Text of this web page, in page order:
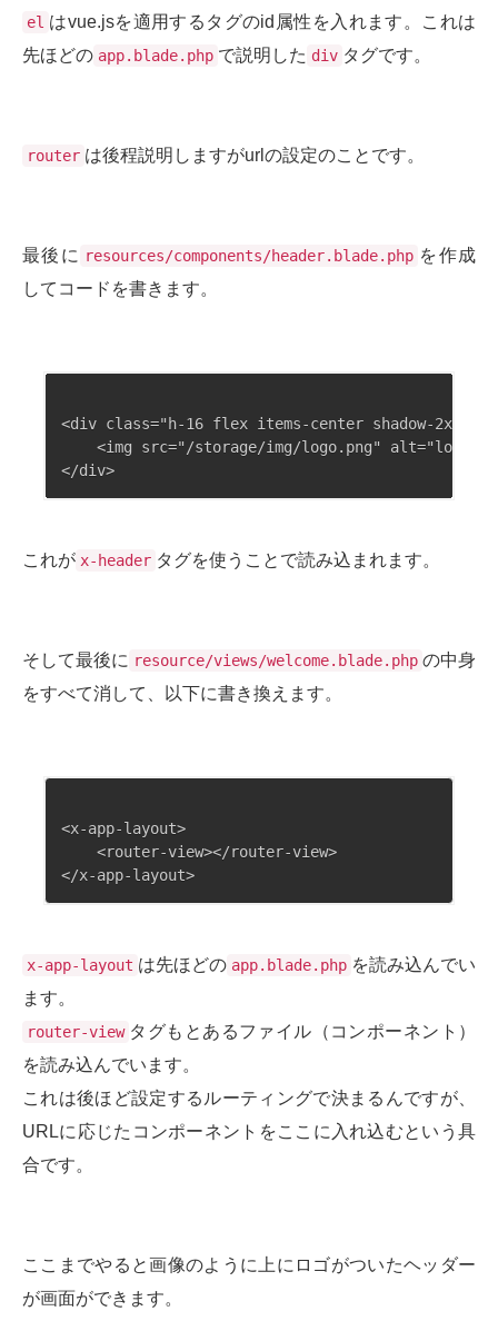
el はvue.jsを適用するタグのid属性を入れます。これは
先ほどの app.blade.php で説明した div タグです。
router は後程説明しますがurlの設定のことです。
最後に resources/components/header.blade.php を作成
してコードを書きます。
<div class="h-16 flex items-center shadow-2xl">
<img src="/storage/img/logo.png" alt="logo"
これが x-header タグを使うことで読み込まれます。
そして最後に resource/views/welcome.blade.php の中身
をすべて消して、以下に書き換えます。
<x-app-layout>
    <router-view></router-view>
x-app-layout は先ほどの app.blade.php を読み込んでい
ます。
router-view タグもとあるファイル（コンポーネント）
を読み込んでいます。
これは後ほど設定するルーティングで決まるんですが、
URLに応じたコンポーネントをここに入れ込むという具
合です。
ここまでやると画像のように上にロゴがついたヘッダー
が画面ができます。